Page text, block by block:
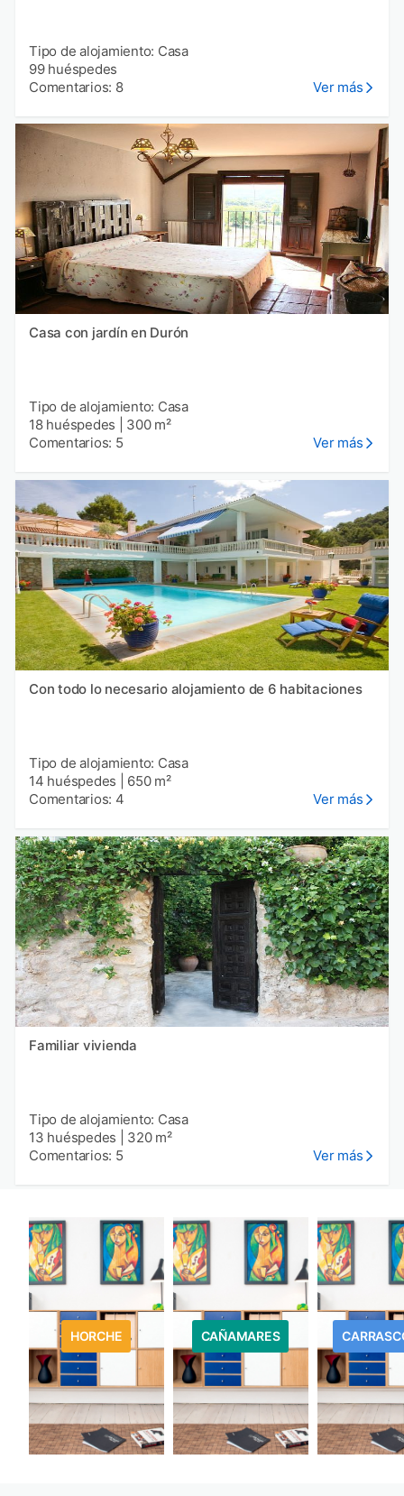
Tipo de alojamiento: Casa
99 huéspedes
Comentarios: 8
Ver más
Casa con jardín en Durón
Tipo de alojamiento: Casa
18 huéspedes
300 m²
Comentarios: 5
Ver más
Con todo lo necesario alojamiento de 6 habitaciones
Tipo de alojamiento: Casa
14 huéspedes
650 m²
Comentarios: 4
Ver más
Familiar vivienda
Tipo de alojamiento: Casa
13 huéspedes
320 m²
Comentarios: 5
Ver más
HORCHE CAÑAMARES